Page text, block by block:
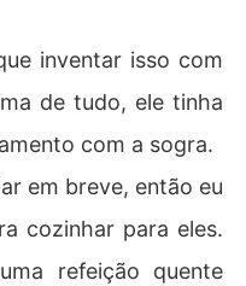
inventar isso com
de tudo, ele tinha
com a sogra.
em breve, então eu
cozinhar para eles.
refeição quente